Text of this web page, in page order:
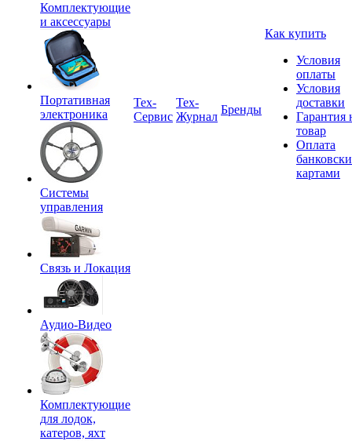
Комплектующие
и аксессуары
Портативная
электроника
Системы
управления
Связь и Локация
Аудио-Видео
Комплектующие
для лодок,
катеров, яхт
Tex-
Сервис
Тех-
Журнал
Бренды
Как купить
Условия
оплаты
Условия
доставки
Гарантия
товар
Оплата
картами